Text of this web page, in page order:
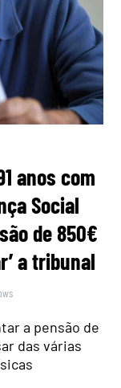
anos com
Social
de 850€
a tribunal
a pensão de
das várias